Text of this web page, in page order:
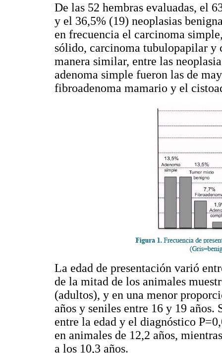
De las 52 hembras evaluadas, el
y el 36,5% (19) neoplasias
en frecuencia el carcinoma
sólido, carcinoma tubulopapilar y
manera similar, entre las
adenoma simple fueron las de
fibroadenoma mamario y el
La edad de presentación varió
de la mitad de los animales
(adultos), y en una menor
años y seniles entre 16 y 19
entre la edad y el diagnóstico
en animales de 12,2 años,
a los 10,3 años.